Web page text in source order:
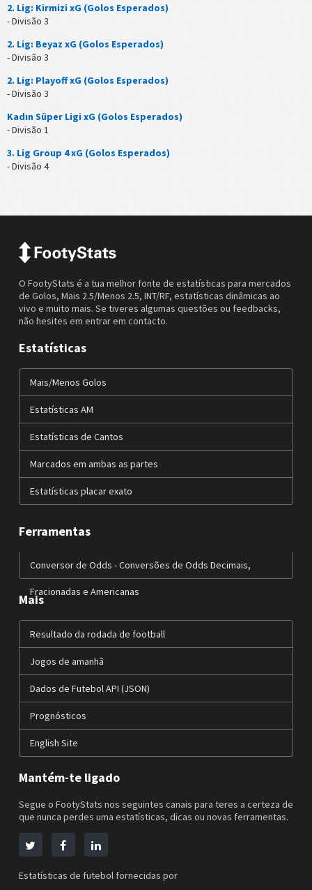
2. Lig: Kirmizi xG (Golos Esperados)
- Divisão 3
2. Lig: Beyaz xG (Golos Esperados)
- Divisão 3
2. Lig: Playoff xG (Golos Esperados)
- Divisão 3
Kadın Süper Ligi xG (Golos Esperados)
- Divisão 1
3. Lig Group 4 xG (Golos Esperados)
- Divisão 4
O FootyStats é a tua melhor fonte de estatísticas para mercados
de Golos, Mais 2.5/Menos 2.5, INT/RF, estatísticas dinâmicas ao
vivo e muito mais. Se tiveres algumas questões ou feedbacks,
não hesites em entrar em contacto.
Estatísticas
Mais/Menos Golos
Estatísticas AM
Estatísticas de Cantos
Marcados em ambas as partes
Estatísticas placar exato
Ferramentas
Conversor de Odds - Conversões de Odds Decimais,
Fracionadas e Americanas
Mais
Resultado da rodada de football
Jogos de amanhã
Dados de Futebol API (JSON)
Prognósticos
English Site
Mantém-te ligado
Segue o FootyStats nos seguintes canais para teres a certeza de
que nunca perdes uma estatísticas, dicas ou novas ferramentas.
Estatísticas de futebol fornecidas por